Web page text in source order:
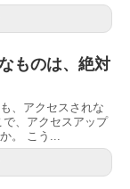
ものは、絶対
、アクセスされな
、アクセスアップ
。 こう...